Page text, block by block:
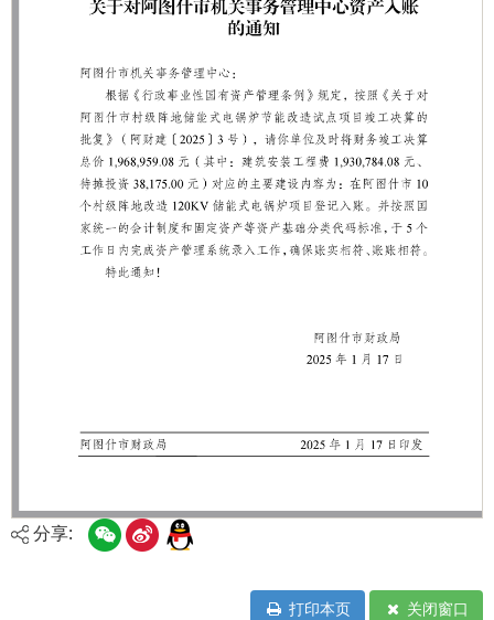
分享:
打印本页 关闭窗口